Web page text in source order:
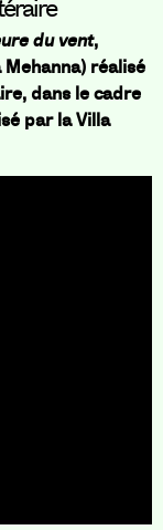
du vent,
réalisé
dans le cadre
par la Villa